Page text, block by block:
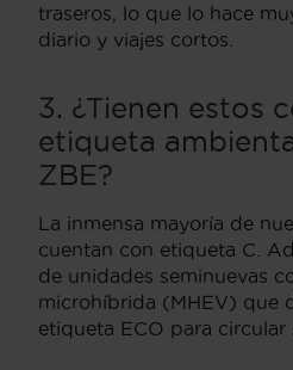
traseros, lo que lo hace
diario y viajes cortos.
3. ¿Tienen estos
etiqueta
ZBE?
La inmensa mayoría de
cuentan con etiqueta C.
de unidades seminuevas
microhíbrida (MHEV) que
etiqueta ECO para circular